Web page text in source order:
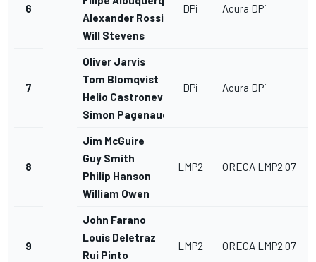
6
Alexander Rossi
Will Stevens
DPi Acura DPi
7
Oliver Jarvis
Tom Blomqvist
Helio Castroneves
Simon Pagenaud
DPi Acura DPi
8
Jim McGuire
Guy Smith
Philip Hanson
William Owen
LMP2 ORECA LMP2 07
9
John Farano
Louis Deletraz
Rui Pinto
LMP2 ORECA LMP2 07